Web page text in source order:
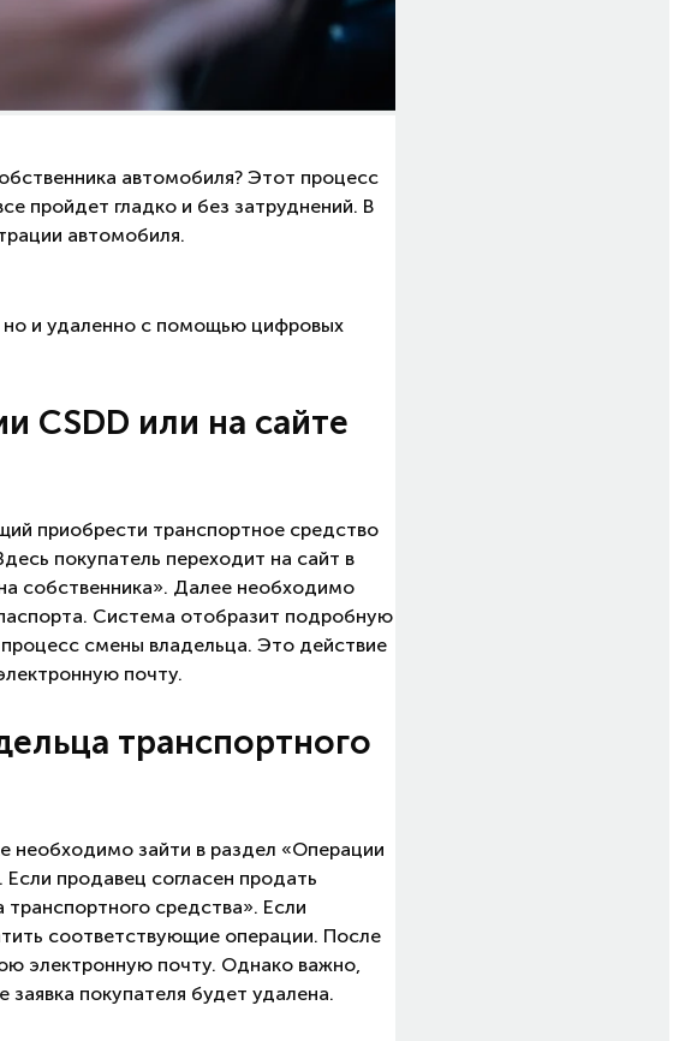
автомобиля? Этот процесс
пройдет гладко и без затруднений. В
автомобиля.
но и удаленно с помощью цифровых
CSDD или на сайте
приобрести транспортное средство
покупатель переходит на сайт в
собственника». Далее необходимо
Система отобразит подробную
смены владельца. Это действие
почту.
транспортного
необходимо зайти в раздел «Операции
продавец согласен продать
средства». Если
соответствующие операции. После
электронную почту. Однако важно,
покупателя будет удалена.